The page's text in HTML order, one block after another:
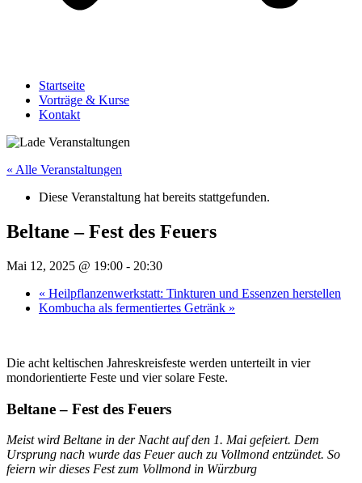
Startseite
Vorträge & Kurse
Kontakt
« Alle Veranstaltungen
Diese Veranstaltung hat bereits stattgefunden.
Beltane – Fest des Feuers
Mai 12, 2025 @ 19:00 - 20:30
« Heilpflanzenwerkstatt: Tinkturen und Essenzen herstellen
Kombucha als fermentiertes Getränk »
Die acht keltischen Jahreskreisfeste werden unterteilt in vier
mondorientierte Feste und vier solare Feste.
Beltane – Fest des Feuers
Meist wird Beltane in der Nacht auf den 1. Mai gefeiert. Dem
Ursprung nach wurde das Feuer auch zu Vollmond entzündet. So
feiern wir dieses Fest zum Vollmond in Würzburg